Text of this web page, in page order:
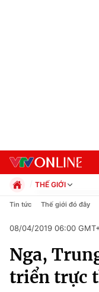
Chuyên mục
Chính trị
THẾ GIỚI
Chính trị
Pháp luật
Kinh tế
Thể thao
Truyền hình
Tin tức Thế giới đó đây
08/04/2019 06:00
Nga,
triển trực